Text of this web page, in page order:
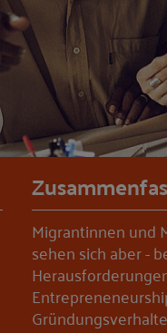
Migrantinnen und
sehen sich aber -